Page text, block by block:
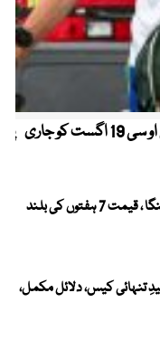
کیریبین پریمیئر لیگ ، قومی کرکٹرز کو این او سی 19 اگست کو جاری
عالمی مارکیٹ میں سونا مزید مہنگا ، قیمت 7 ہفتوں کی بلند
تنہائی کیس، دلائل مکمل،